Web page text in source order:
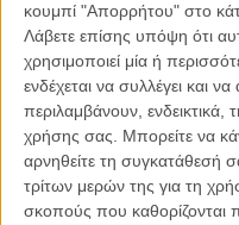
κουμπί "Απορρήτου" στο
Λάβετε επίσης υπόψη ότι
χρησιμοποιεί μία ή
ενδέχεται να συλλέγει και
περιλαμβάνουν,
χρήσης σας. Μπορείτε να
αρνηθείτε τη συγκατάθεσή
τρίτων μερών της για τη
σκοπούς που καθορίζονται
Εγγράψου στο εβδομαδιαίο
Θέλω να λαμβάνω τα newsletter